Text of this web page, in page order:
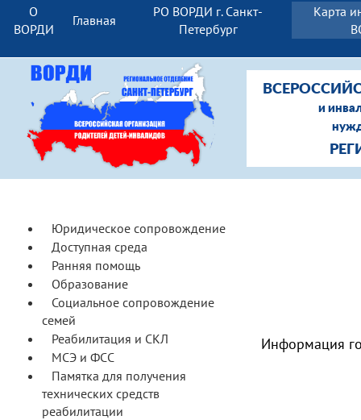
О
ВОРДИ
Главная
РО ВОРДИ г. Санкт-
Петербург
Карта
и
Юридическое сопровождение
Доступная среда
Ранняя помощь
Образование
Социальное сопровождение
семей
Реабилитация и СКЛ
МСЭ и ФСС
Памятка для получения
технических средств
реабилитации
Информация